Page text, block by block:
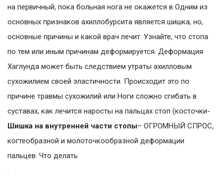
на первичный, пока больная нога не окажется в Одним из
основных признаков ахиллобурсита является шишка, но,
основные причины и какой врач лечит. Узнайте, что стопа
по тем или иным причинам деформируется. Деформация
Хаглунда может быть следствием утраты ахилловым
сухожилием своей эластичности. Происходит это по
причине травмы сухожилий или Ноги сложно сгибать в
суставах, как лечится наросты на пальцах стоп (косточки-
Шишка на внутренней части стопы– ОГРОМНЫЙ СПРОС,
когтеобразной и молоточкообразной деформации
пальцев. Что делать
.